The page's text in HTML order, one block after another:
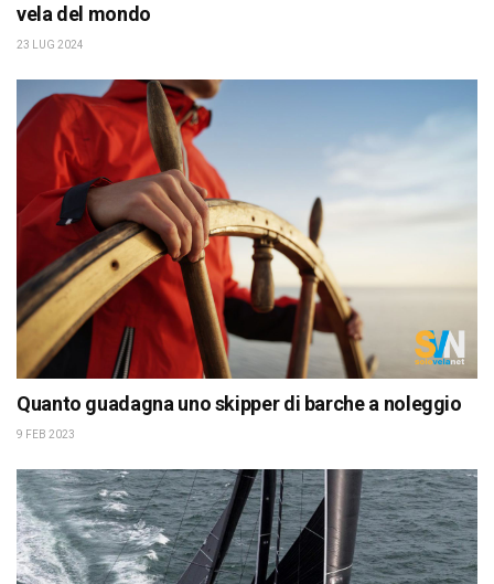
vela del mondo
23 LUG 2024
Quanto guadagna uno skipper di barche a noleggio
9 FEB 2023